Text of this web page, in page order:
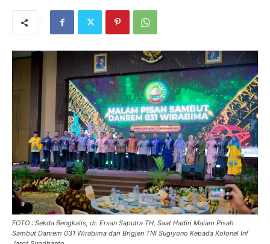
FOTO : Sekda Bengkalis, dr. Ersan Saputra TH, Saat Hadiri Malam Pisah
Sambut Danrem 031 Wirabima dari Brigjen TNI Sugiyono Kepada Kolonel Inf